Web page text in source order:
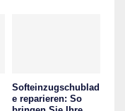
Softeinzugschublad
e reparieren: So